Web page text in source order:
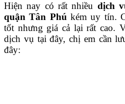
Hiện nay có rất nhiều dịch
quận Tân Phú kém uy tín.
tốt nhưng giá cả lại rất cao.
dịch vụ tại đây, chị em cần
đây: